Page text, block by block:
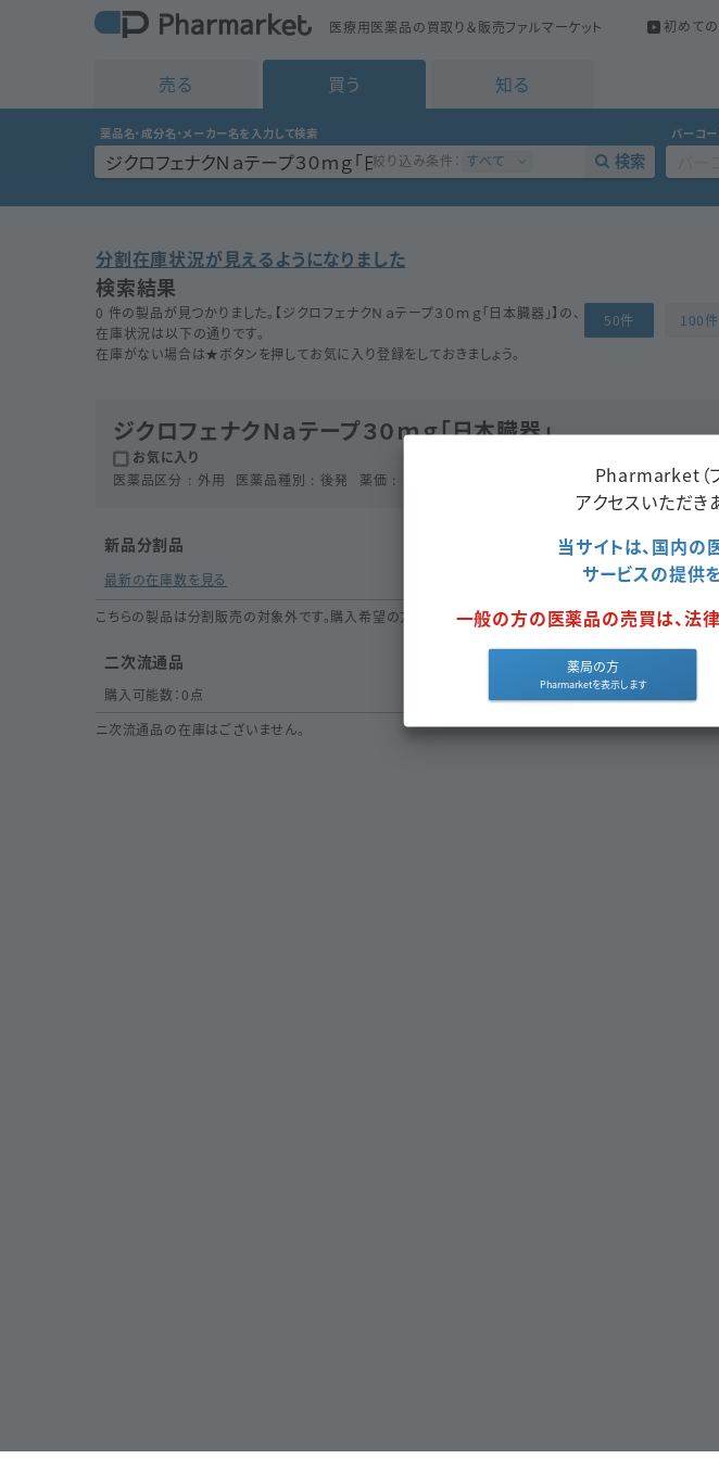
医療用医薬品の買取り＆販売ファルマーケット 初めて
売る 買う 知る
薬品名・成分名・メーカー名を入力して検索
絞り込み条件： すべて 検索
バーコー
分割在庫状況が見えるようになりました
検索結果
0 件の製品が見つかりました。【ジクロフェナクＮａテープ３０ｍｇ「日本臓器」】の、
在庫状況は以下の通りです。
在庫がない場合は★ボタンを押してお気に入り登録をしておきましょう。
50件 100件
ジクロフェナクＮａテープ３０ｍｇ「日本臓器」
お気に入り
医薬品区分
外用 医薬品種別 後発 薬価 18.2 ジクロフェナクナトリウム 同一成分
新品分割品
最新の在庫数を見る
こちらの製品は分割販売の対象外です。購入希望の方は
取扱いリクエストをしてください。
二次流通品
購入可能数：0点
ニ次流通品の在庫はございません。
Pharmarket（
アクセスいただき
当サイトは、国内
サービスの提供
一般の方の医薬品の売買は、法
薬局の方